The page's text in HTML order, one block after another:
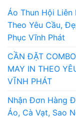
Áo Thun Hội Liên
Theo Yêu Cầu,
Phục Vĩnh Phát
CẦN ĐẶT
MAY IN THEO
VĨNH PHÁT
Nhận Đơn Hàng
Áo, Cà Vạt, Sao